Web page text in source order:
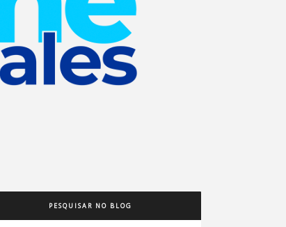
PESQUISAR NO BLOG